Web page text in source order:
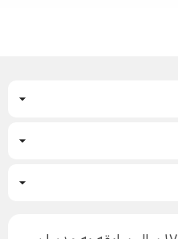
سازی